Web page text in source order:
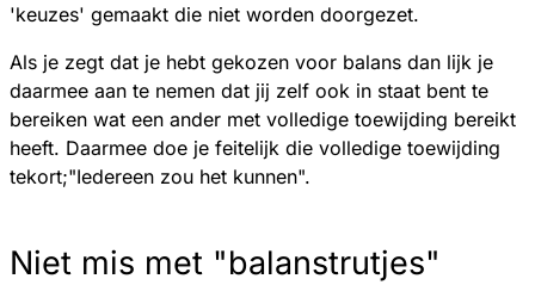
'keuzes' gemaakt die niet worden doorgezet.
Als je zegt dat je hebt gekozen voor balans dan lijk je
daarmee aan te nemen dat jij zelf ook in staat bent te
bereiken wat een ander met volledige toewijding bereikt
heeft. Daarmee doe je feitelijk die volledige toewijding
tekort;"Iedereen zou het kunnen".
Niet mis met "balanstrutjes"